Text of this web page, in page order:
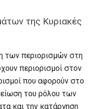
της Κυριακές
των περιορισμών στη
περιορισμοί στον
που αφορούν στο
του ρόλου των
και την κατάργηση